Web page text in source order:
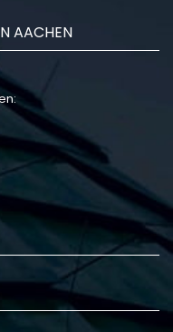
AACHEN